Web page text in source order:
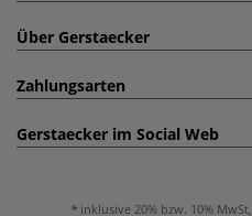
Über Gerstaecker
Zahlungsarten
Gerstaecker im Social Web
inklusive 20% bzw. 10%